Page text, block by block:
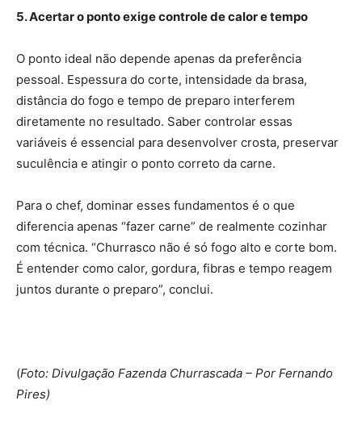
5. Acertar o ponto exige controle de calor e tempo
O ponto ideal não depende apenas da preferência
pessoal. Espessura do corte, intensidade da brasa,
distância do fogo e tempo de preparo interferem
diretamente no resultado. Saber controlar essas
variáveis é essencial para desenvolver crosta, preservar
suculência e atingir o ponto correto da carne.
Para o chef, dominar esses fundamentos é o que
diferencia apenas “fazer carne” de realmente cozinhar
com técnica. “Churrasco não é só fogo alto e corte bom.
É entender como calor, gordura, fibras e tempo reagem
juntos durante o preparo”, conclui.
(Foto: Divulgação Fazenda Churrascada – Por Fernando
Pires)